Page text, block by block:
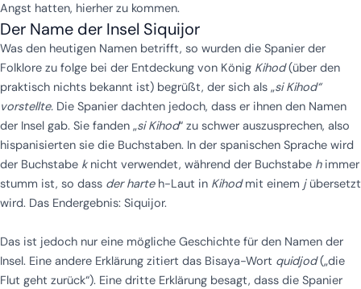
Angst hatten, hierher zu kommen.
Der Name der Insel Siquijor
Was den heutigen Namen betrifft, so wurden die Spanier der
Folklore zu folge bei der Entdeckung von König Kihod(über den
praktisch nichts bekannt ist) begrüßt, der sich als „si Kihod“
vorstellte. Die Spanier dachten jedoch, dass er ihnen den Namen
der Insel gab. Sie fanden „si Kihod“ zu schwer auszusprechen, also
hispanisierten sie die Buchstaben. In der spanischen Sprache wird
der Buchstabe knicht verwendet, während der Buchstabe himmer
stumm ist, so dass der harteh-Laut in Kihodmit einem jübersetzt
wird. Das Endergebnis: Siquijor.
Das ist jedoch nur eine mögliche Geschichte für den Namen der
Insel. Eine andere Erklärung zitiert das Bisaya-Wort quidjod(„die
Flut geht zurück“). Eine dritte Erklärung besagt, dass die Spanier